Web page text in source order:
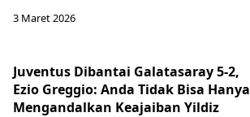
3 Maret 2026
Juventus Dibantai Galatasaray 5-2,
Ezio Greggio: Anda Tidak Bisa Hanya
Mengandalkan Keajaiban Yildiz